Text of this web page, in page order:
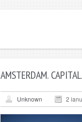
AMSTERDAM.
Unknown 2